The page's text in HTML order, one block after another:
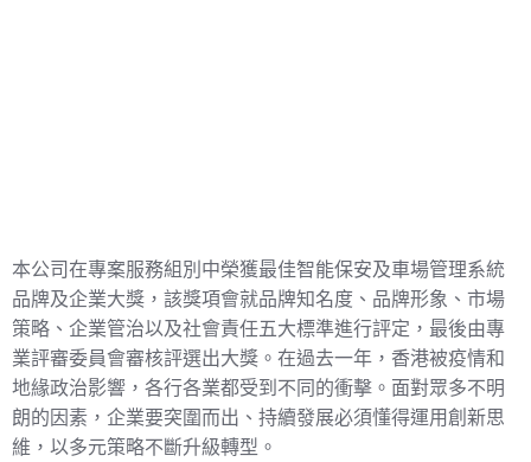
本公司在專案服務組別中榮獲最佳智能保安及車場管理系統
品牌及企業大獎，該獎項會就品牌知名度、品牌形象、市場
策略、企業管治以及社會責任五大標準進行評定，最後由專
業評審委員會審核評選出大獎。在過去一年，香港被疫情和
地緣政治影響，各行各業都受到不同的衝擊。面對眾多不明
朗的因素，企業要突圍而出、持續發展必須懂得運用創新思
維，以多元策略不斷升級轉型。